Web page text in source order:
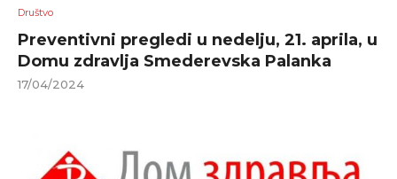
Društvo
Preventivni pregledi u nedelju, 21. aprila, u
Domu zdravlja Smederevska Palanka
17/04/2024